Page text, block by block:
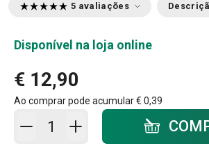
5 avaliações
Disponível na loja online
€ 12,90
Ao comprar pode acumular€ 0,39
Adicionar ao carrinho - quantidade